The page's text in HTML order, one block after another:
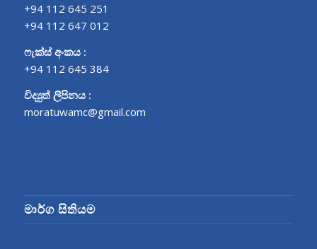
+94 112 645 251
+94 112 647 012
ෆැක්ස් අංකය :
+94 112 645 384
විද්‍යුත් ලිපිනය :
moratuwamc@gmail.com
මාර්ග සිතියම